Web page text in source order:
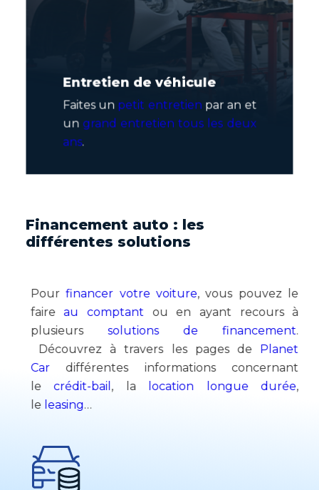
Entretien de véhicule
Faites un petit entretien par an et
un grand entretien tous les deux
ans.
Financement auto : les
différentes solutions
Pour financer votre voiture, vous pouvez le
faire au comptantou en ayant recours à
plusieurs
solutions de financement.
Découvrez à travers les pages de
Planet
Cardifférentes informations concernant
le
crédit-bail, la location longue durée,
leleasing…